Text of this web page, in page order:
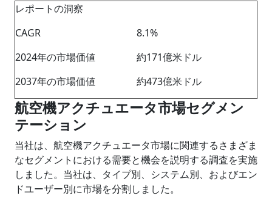
レポートの洞察
CAGR
8.1%
2024年の市場価値
約171億米ドル
2037年の市場価値
約473億米ドル
航空機アクチュエータ市場セグメン
テーション
当社は、航空機アクチュエータ市場に関連するさまざま
なセグメントにおける需要と機会を説明する調査を実施
しました。当社は、タイプ別、システム別、およびエン
ドユーザー別に市場を分割しました。